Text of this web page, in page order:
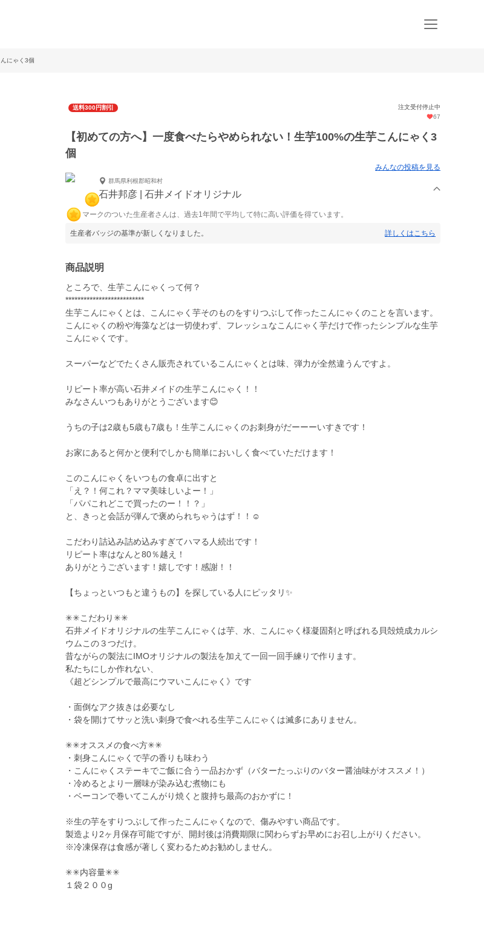
にゃく3個
送料300円割引
注文受付停止中
67
【初めての方へ】一度食べたらやめられない！生芋100%の生芋こんにゃく3
個
みんなの投稿を見る
群馬県利根郡昭和村
石井邦彦 | 石井メイドオリジナル
マークのついた生産者さんは、過去1年間で平均して特に高い評価を得ています。
生産者バッジの基準が新しくなりました。 詳しくはこちら
商品説明
ところで、生芋こんにゃくって何？
**************************
生芋こんにゃくとは、こんにゃく芋そのものをすりつぶして作ったこんにゃくのことを言います。
こんにゃくの粉や海藻などは一切使わず、フレッシュなこんにゃく芋だけで作ったシンプルな生芋
こんにゃくです。
スーパーなどでたくさん販売されているこんにゃくとは味、弾力が全然違うんですよ。
リピート率が高い石井メイドの生芋こんにゃく！！
みなさんいつもありがとうございます😊
うちの子は2歳も5歳も7歳も！生芋こんにゃくのお刺身がだーーーいすきです！
お家にあると何かと便利でしかも簡単においしく食べていただけます！
このこんにゃくをいつもの食卓に出すと
「え？！何これ？ママ美味しいよー！」
「パパこれどこで買ったのー！！？」
と、きっと会話が弾んで褒められちゃうはず！！☺️
こだわり詰込み詰め込みすぎてハマる人続出です！
リピート率はなんと80％越え！
ありがとうございます！嬉しです！感謝！！
【ちょっといつもと違うもの】を探している人にピッタリ✨
✳︎✳︎こだわり✳︎✳︎
石井メイドオリジナルの生芋こんにゃくは芋、水、こんにゃく様凝固剤と呼ばれる貝殻焼成カルシ
ウムこの３つだけ。
昔ながらの製法にIMOオリジナルの製法を加えて一回一回手練りで作ります。
私たちにしか作れない、
《超どシンプルで最高にウマいこんにゃく》です
・面倒なアク抜きは必要なし
・袋を開けてサッと洗い刺身で食べれる生芋こんにゃくは滅多にありません。
✳︎✳︎オススメの食べ方✳︎✳︎
・刺身こんにゃくで芋の香りも味わう
・こんにゃくステーキでご飯に合う一品おかず（バターたっぷりのバター醤油味がオススメ！）
・冷めるとより一層味が染み込む煮物にも
・ベーコンで巻いてこんがり焼くと腹持ち最高のおかずに！
※生の芋をすりつぶして作ったこんにゃくなので、傷みやすい商品です。
製造より2ヶ月保存可能ですが、開封後は消費期限に関わらずお早めにお召し上がりください。
※冷凍保存は食感が著しく変わるためお勧めしません。
✳︎✳︎内容量✳︎✳︎
１袋２００g